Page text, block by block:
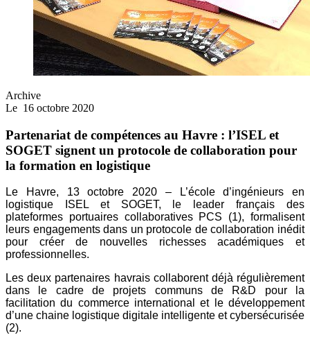
Archive
Le 16 octobre 2020
Partenariat de compétences au Havre : l’ISEL et
SOGET signent un protocole de collaboration pour
la formation en logistique
Le Havre, 13 octobre 2020 – L’école d’ingénieurs en
logistique ISEL et SOGET, le leader français des
plateformes portuaires collaboratives PCS (1), formalisent
leurs engagements dans un protocole de collaboration inédit
pour créer de nouvelles richesses académiques et
professionnelles.
Les deux partenaires havrais collaborent déjà régulièrement
dans le cadre de projets communs de R&D pour la
facilitation du commerce international et le développement
d’une chaine logistique digitale intelligente et cybersécurisée
(2).